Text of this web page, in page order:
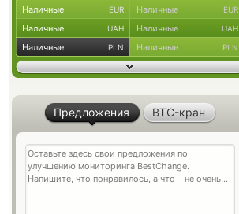
Наличные EUR Наличные EUR
Наличные UAH Наличные UAH
Наличные PLN Наличные PLN
Предложения BTC-кран